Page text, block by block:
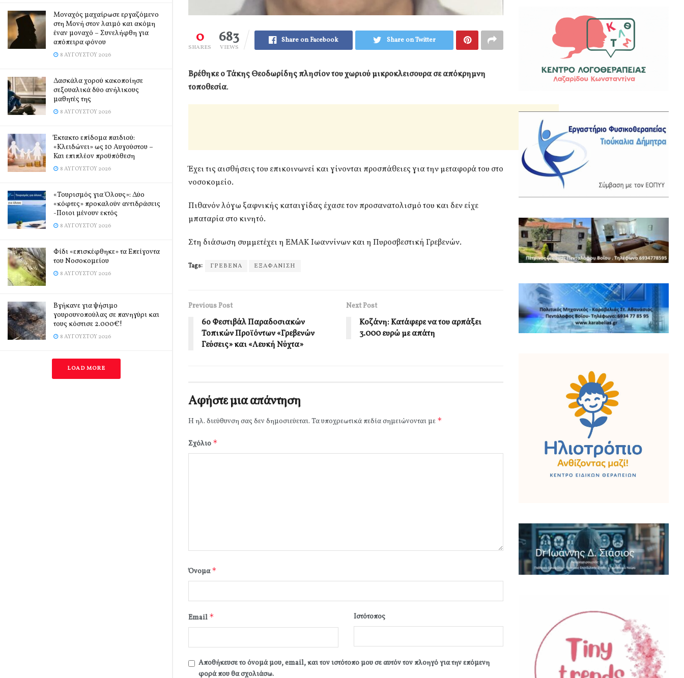
Μοναχός μαχαίρωσε εργαζόμενο
στη Μονή στον λαιμό και ακόμη
έναν μοναχό – Συνελήφθη για
απόπειρα φόνου
8 ΑΥΓΟΎΣΤΟΥ 2026
Δασκάλα χορού κακοποίησε
σεξουαλικά δύο ανήλικους
μαθητές της
8 ΑΥΓΟΎΣΤΟΥ 2026
Έκτακτο επίδομα παιδιού:
«Κλειδώνει» ως 10 Αυγούστου –
Και επιπλέον προϋπόθεση
8 ΑΥΓΟΎΣΤΟΥ 2026
«Τουρισμός για Όλους»: Δύο
«κόφτες» προκαλούν αντιδράσεις
-Ποιοι μένουν εκτός
8 ΑΥΓΟΎΣΤΟΥ 2026
Φίδι «επισκέφθηκε» τα Επείγοντα
του Νοσοκομείου
8 ΑΥΓΟΎΣΤΟΥ 2026
Βγήκανε για ψήσιμο
γουρουνοπούλας σε πανηγύρι και
τους κόστισε 2.000€!
8 ΑΥΓΟΎΣΤΟΥ 2026
LOAD MORE
0
SHARES
683
VIEWS
Share on Facebook Share on Twitter
Βρέθηκε ο Τάκης Θεοδωρίδης πλησίον του χωριού μικροκλεισουρα σε απόκρημνη
τοποθεσία.
Έχει τις αισθήσεις του επικοινωνεί και γίνονται προσπάθειες για την μεταφορά του στο
νοσοκομείο.
Πιθανόν λόγω ξαφνικής καταιγίδας έχασε τον προσανατολισμό του και δεν είχε
μπαταρία στο κινητό.
Στη διάσωση συμμετέχει η ΕΜΑΚ Ιωαννίνων και η Πυροσβεστική Γρεβενών.
Tags: ΓΡΕΒΕΝΑ ΕΞΑΦΑΝΙΣΗ
Previous Post
6ο Φεστιβάλ Παραδοσιακών
Τοπικών Προϊόντων «Γρεβενών
Γεύσεις» και «Λευκή Νύχτα»
Next Post
Κοζάνη: Κατάφερε να του αρπάξει
3.000 ευρώ με απάτη
Αφήστε μια απάντηση
Η ηλ. διεύθυνση σας δεν δημοσιεύεται. Τα υποχρεωτικά πεδία σημειώνονται με *
Σχόλιο *
Όνομα*
Email * Ιστότοπος
Αποθήκευσε το όνομά μου, email, και τον ιστότοπο μου σε αυτόν τον πλοηγό για την επόμενη
φορά που θα σχολιάσω.